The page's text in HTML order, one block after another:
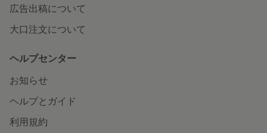
広告出稿について
大口注文について
ヘルプセンター
お知らせ
ヘルプとガイド
利用規約